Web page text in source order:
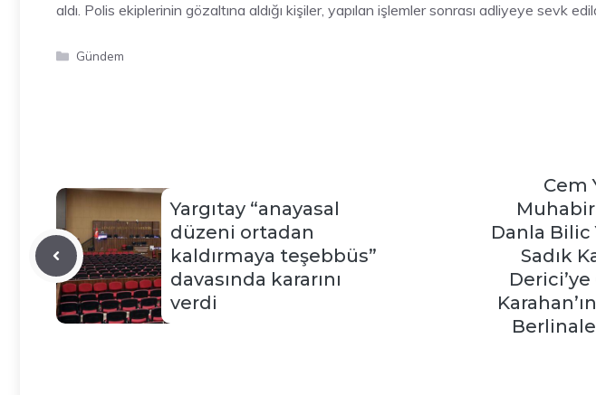
aldı. Polis ekiplerinin gözaltına aldığı kişiler, yapılan işlemler sonrası adliyeye sevk
Kategoriler
Gündem
Yargıtay “anayasal
düzeni ortadan
kaldırmaya teşebbüs”
davasında kararını
verdi
Cem
Danla Bilic
Sadık